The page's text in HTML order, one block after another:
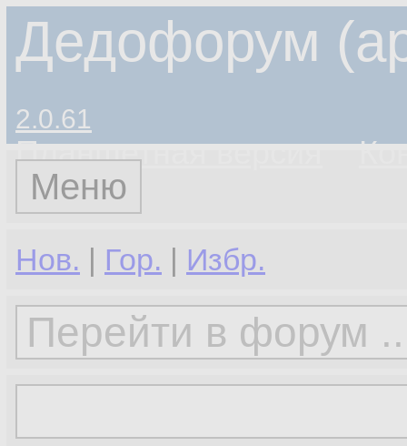
Дедофорум
2.0.61
Планшетная версия
Меню
Нов. | Гор. | Избр.